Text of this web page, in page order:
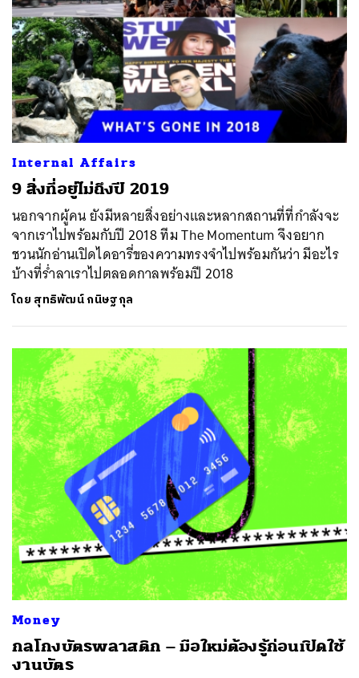
Internal Affairs
9 สิ่งที่อยู่ไม่ถึงปี 2019
นอกจากผู้คน ยังมีหลายสิ่งอย่างและหลากสถานที่ที่กำลังจะ
จากเราไปพร้อมกับปี 2018 ทีม The Momentum จึงอยาก
ชวนนักอ่านเปิดไดอารี่ของความทรงจำไปพร้อมกันว่า มีอะไร
บ้างที่ร่ำลาเราไปตลอดกาลพร้อมปี 2018
โดย สุทธิพัฒน์ กนิษฐกุล
Money
กลโกงบัตรพลาสติก – มือใหม่ต้องรู้ก่อนเปิดใช้
งานบัตร
ค้นหา